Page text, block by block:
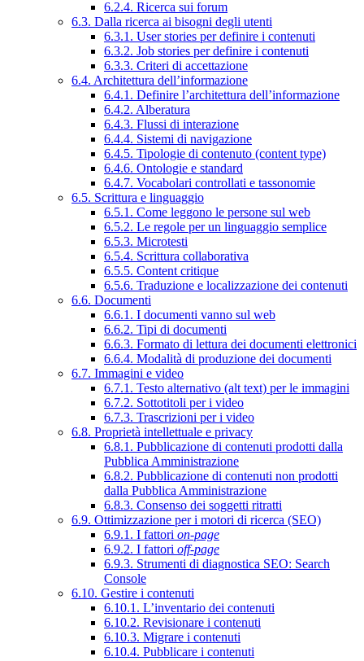
6.2.4. Ricerca sui forum
6.3. Dalla ricerca ai bisogni degli utenti
6.3.1. User stories per definire i contenuti
6.3.2. Job stories per definire i contenuti
6.3.3. Criteri di accettazione
6.4. Architettura dell’informazione
6.4.1. Definire l’architettura dell’informazione
6.4.2. Alberatura
6.4.3. Flussi di interazione
6.4.4. Sistemi di navigazione
6.4.5. Tipologie di contenuto (content type)
6.4.6. Ontologie e standard
6.4.7. Vocabolari controllati e tassonomie
6.5. Scrittura e linguaggio
6.5.1. Come leggono le persone sul web
6.5.2. Le regole per un linguaggio semplice
6.5.3. Microtesti
6.5.4. Scrittura collaborativa
6.5.5. Content critique
6.5.6. Traduzione e localizzazione dei contenuti
6.6. Documenti
6.6.1. I documenti vanno sul web
6.6.2. Tipi di documenti
6.6.3. Formato di lettura dei documenti elettronici
6.6.4. Modalità di produzione dei documenti
6.7. Immagini e video
6.7.1. Testo alternativo (alt text) per le immagini
6.7.2. Sottotitoli per i video
6.7.3. Trascrizioni per i video
6.8. Proprietà intellettuale e privacy
6.8.1. Pubblicazione di contenuti prodotti dalla
Pubblica Amministrazione
6.8.2. Pubblicazione di contenuti non prodotti
dalla Pubblica Amministrazione
6.8.3. Consenso dei soggetti ritratti
6.9. Ottimizzazione per i motori di ricerca (SEO)
6.9.1. I fattori on-page
6.9.2. I fattori off-page
6.9.3. Strumenti di diagnostica SEO: Search
Console
6.10. Gestire i contenuti
6.10.1. L’inventario dei contenuti
6.10.2. Revisionare i contenuti
6.10.3. Migrare i contenuti
6.10.4. Pubblicare i contenuti